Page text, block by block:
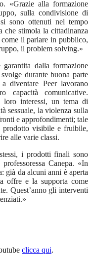
«Grazie alla formazione
sulla condivisione di
sono ottenuti nel tempo
stimola la cittadinanza
il parlare in pubblico,
il problem solving.»
dalla formazione
durante buona parte
diventare Peer lavorano
capacità comunicative.
loro interessi, un tema di
sessuale, la violenza sulla
e approfondimenti; tale
prodotto visibile e fruibile,
alle varie classi.
i prodotti finali sono
Canepa. «In
già da alcuni anni è aperta
offre e la supporta come
Quest’anno gli interventi
clicca qui.